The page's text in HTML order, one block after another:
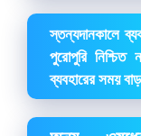
স্তন্যদানকালে
পুরোপুরি নিশ্চিত
ব্যবহারের সময়